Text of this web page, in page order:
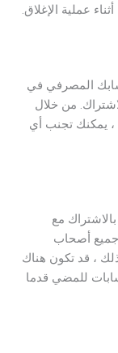
عملية الإغلاق.
المصرفي في
من خلال
، يمكنك تجنب أي
مع
أصحاب
ذلك ، قد تكون هناك
للمضي قدما